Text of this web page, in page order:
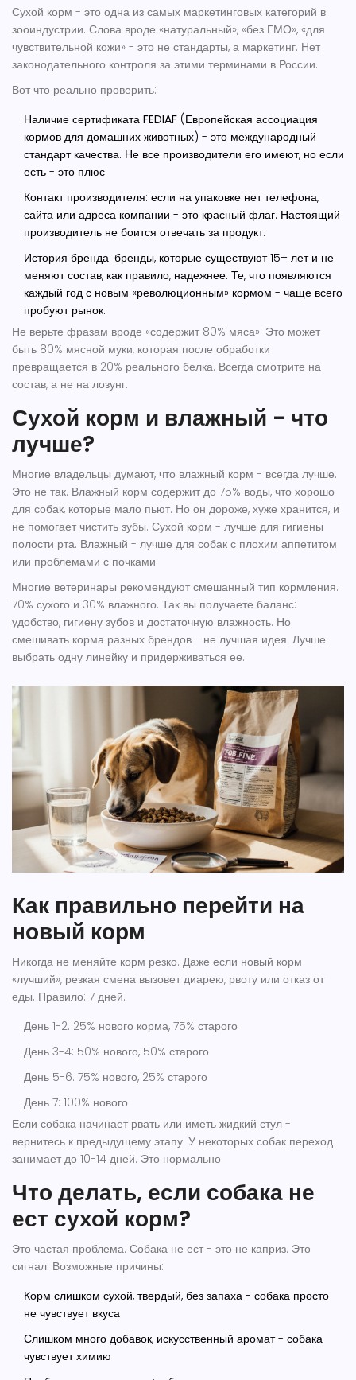
Сухой корм - это одна из самых маркетинговых категорий в
зооиндустрии. Слова вроде «натуральный», «без ГМО», «для
чувствительной кожи» - это не стандарты, а маркетинг. Нет
законодательного контроля за этими терминами в России.
Вот что реально проверить:
Наличие сертификата FEDIAF (Европейская ассоциация
кормов для домашних животных) - это международный
стандарт качества. Не все производители его имеют, но если
есть - это плюс.
Контакт производителя: если на упаковке нет телефона,
сайта или адреса компании - это красный флаг. Настоящий
производитель не боится отвечать за продукт.
История бренда: бренды, которые существуют 15+ лет и не
меняют состав, как правило, надежнее. Те, что появляются
каждый год с новым «революционным» кормом - чаще всего
пробуют рынок.
Не верьте фразам вроде «содержит 80% мяса». Это может
быть 80% мясной муки, которая после обработки
превращается в 20% реального белка. Всегда смотрите на
состав, а не на лозунг.
Сухой корм и влажный - что
лучше?
Многие владельцы думают, что влажный корм - всегда лучше.
Это не так. Влажный корм содержит до 75% воды, что хорошо
для собак, которые мало пьют. Но он дороже, хуже хранится, и
не помогает чистить зубы. Сухой корм - лучше для гигиены
полости рта. Влажный - лучше для собак с плохим аппетитом
или проблемами с почками.
Многие ветеринары рекомендуют смешанный тип кормления:
70% сухого и 30% влажного. Так вы получаете баланс:
удобство, гигиену зубов и достаточную влажность. Но
смешивать корма разных брендов - не лучшая идея. Лучше
выбрать одну линейку и придерживаться ее.
Как правильно перейти на
новый корм
Никогда не меняйте корм резко. Даже если новый корм
«лучший», резкая смена вызовет диарею, рвоту или отказ от
еды. Правило: 7 дней.
День 1-2: 25% нового корма, 75% старого
День 3-4: 50% нового, 50% старого
День 5-6: 75% нового, 25% старого
День 7: 100% нового
Если собака начинает рвать или иметь жидкий стул -
вернитесь к предыдущему этапу. У некоторых собак переход
занимает до 10-14 дней. Это нормально.
Что делать, если собака не
ест сухой корм?
Это частая проблема. Собака не ест - это не каприз. Это
сигнал. Возможные причины:
Корм слишком сухой, твердый, без запаха - собака просто
не чувствует вкуса
Слишком много добавок, искусственный аромат - собака
чувствует химию